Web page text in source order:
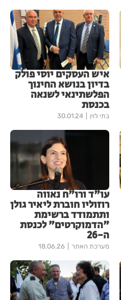
איש העסקים יוסי פולק
בדיון בנושא החינוך
הפלשתינאי לשנאה
בכנסת
בתי לוין 30.01.24
עו"ד ורו"ח נאווה
רוזוליו חוברת ליאיר גולן
ותתמודד ברשימת
"הדמוקרטים" לכנסת
ה-26
מערכת האתר 18.06.26